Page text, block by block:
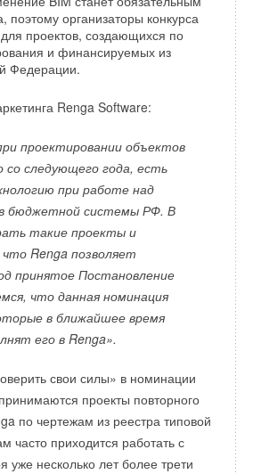
поэтому организаторы конкурса
проектов, создающихся по
и финансируемых из
Федерации.
Renga Software:
проектировании объектов
следующего года, есть
при работе над
бюджетной системы РФ. В
такие проекты и
Renga позволяет
принятое Постановление
что данная номинация
в ближайшее время
его в Renga».
свои силы» в номинации
проекты повторного
по чертежам из реестра типовой
часто приходится работать с
несколько лет более трети
начала III этапа, который
РДС-Восток) проходит в столице
из Владивостока, Находки,
Благовещенска